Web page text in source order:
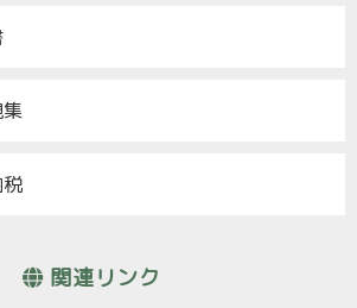
関連リンク